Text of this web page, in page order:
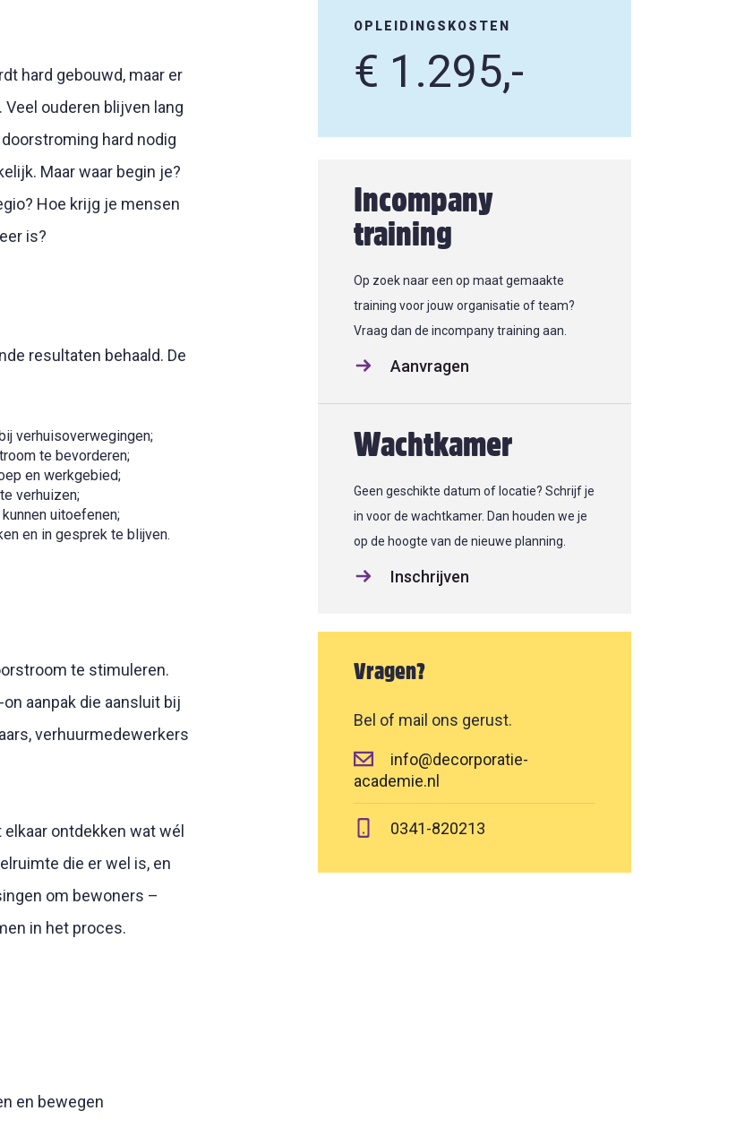
hard gebouwd, maar er
ouderen blijven lang
hard nodig
Maar waar begin je?
Hoe krijg je mensen
is?
resultaten behaald. De
verhuisoverwegingen;
te bevorderen;
en werkgebied;
verhuizen;
uitoefenen;
en in gesprek te blijven.
te stimuleren.
aanpak die aansluit bij
verhuurmedewerkers
ontdekken wat wél
die er wel is, en
om bewoners –
in het proces.
en bewegen
OPLEIDINGSKOSTEN
€ 1.295,-
Incompany
training
Op zoek naar een op maat gemaakte
training voor jouw organisatie of team?
Vraag dan de incompany training aan.
Aanvragen
Wachtkamer
Geen geschikte datum of locatie? Schrijf je
in voor de wachtkamer. Dan houden we je
op de hoogte van de nieuwe planning.
Inschrijven
Vragen?
Bel of mail ons gerust.
info@decorporatie-
academie.nl
0341-820213